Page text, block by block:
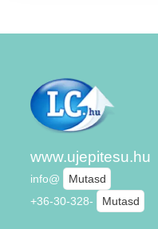
www.ujepitesu.hu
info@
Mutasd
+36-30-328-
Mutasd